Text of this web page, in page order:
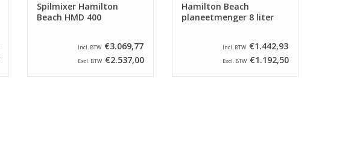
Spilmixer Hamilton
Beach HMD 400
Incl. BTW €3.069,77
Excl. BTW €2.537,00
Hamilton Beach
planeetmenger 8 liter
Incl. BTW €1.442,93
Excl. BTW €1.192,50